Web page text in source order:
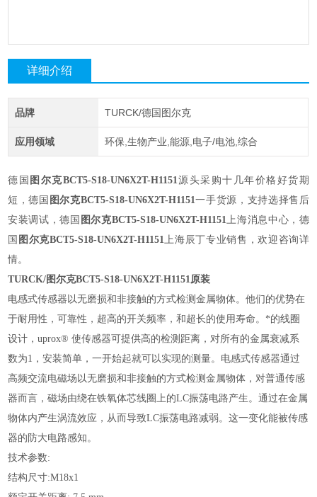
详细介绍
品牌 TURCK/德国图尔克
应用领域 环保,生物产业,能源,电子/电池,综合
德国 图尔克BCT5-S18-UN6X2T-H1151源头采购十几年价格好货期
短，德国 图尔克BCT5-S18-UN6X2T-H1151一手货源，支持选择售后
安装调试，德国 图尔克BCT5-S18-UN6X2T-H1151上海消息中心，德
国 图尔克BCT5-S18-UN6X2T-H1151上海辰丁专业销售，欢迎咨询详
情。
TURCK/图尔克BCT5-S18-UN6X2T-H1151原装
电感式传感器以无磨损和非接触的方式检测金属物体。他们的优势在
于耐用性，可靠性，超高的开关频率，和超长的使用寿命。*的线圈
设计，uprox® 使传感器可提供高的检测距离，对所有的金属衰减系
数为1，安装简单，一开始起就可以实现的测量。电感式传感器通过
高频交流电磁场以无磨损和非接触的方式检测金属物体，对普通传感
器而言，磁场由绕在铁氧体芯线圈上的LC振荡电路产生。通过在金属
物体内产生涡流效应，从而导致LC振荡电路减弱。这一变化能被传感
器的防大电路感知。
技术参数:
结构尺寸:M18x1